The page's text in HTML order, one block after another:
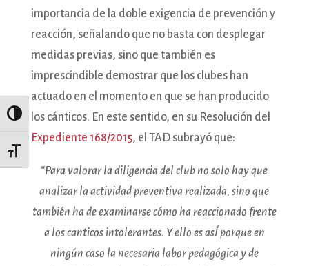
Alternar alto contraste
Alternar tamaño de letra
importancia de la doble exigencia de prevención y
reacción, señalando que no basta con desplegar
medidas previas, sino que también es
imprescindible demostrar que los clubes han
actuado en el momento en que se han producido
los cánticos. En este sentido, en su Resolución del
Expediente 168/2015, el TAD subrayó que:
“Para valorar la diligencia del club no solo hay que
analizar la actividad preventiva realizada, sino que
también ha de examinarse cómo ha reaccionado frente
a los canticos intolerantes. Y ello es así́ porque en
ningún caso la necesaria labor pedagógica y de